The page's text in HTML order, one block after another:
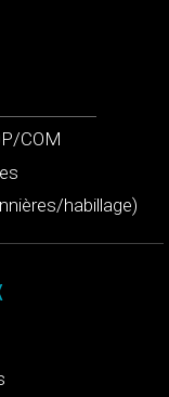
COM
habillage)